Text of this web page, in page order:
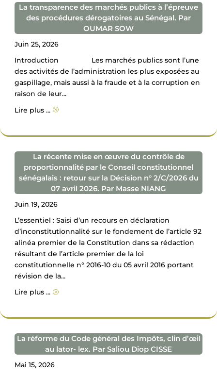
La transparence des marchés publics à l’épreuve
des procédures dérogatoires au Sénégal. Par
OUMAR SOW
Juin 25, 2026
Introduction Les marchés publics sont l’une
des activités de l’administration les plus exposées au
gaspillage, mais aussi à la fraude et à la corruption en
raison de leur...
Lire plus ... A
La récente mise en œuvre du contrôle de
proportionnalité par le Conseil constitutionnel
sénégalais : retour sur la Décision n° 2/C/2026 du
07 avril 2026. Par Masse NIANG
Juin 19, 2026
L’essentiel : Saisi d’un recours en déclaration
d’inconstitutionnalité sur le fondement de l’article 92
alinéa premier de la Constitution dans sa rédaction
résultant de l’article premier de la loi
constitutionnelle n° 2016-10 du 05 avril 2016 portant
révision de la...
Lire plus ... A
La réforme du Code général des Impôts, clin d’œil
au lator- lex. Par Saliou Diop CISSE
Mai 15, 2026